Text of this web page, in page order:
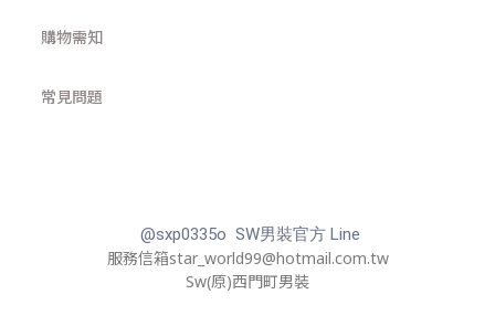
購物需知
常見問題
@sxp0335o SW男裝官方 Line
服務信箱star_world99@hotmail.com.tw
Sw(原)西門町男裝